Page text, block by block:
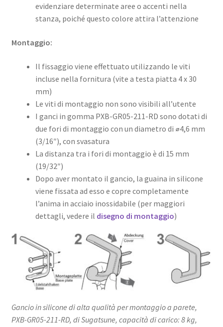
evidenziare determinate aree o accenti nella
stanza, poiché questo colore attira l’attenzione
Montaggio:
Il fissaggio viene effettuato utilizzando le viti
incluse nella fornitura (vite a testa piatta 4 x 30
mm)
Le viti di montaggio non sono visibili all’utente
I ganci in gomma PXB-GR05-211-RD sono dotati di
due fori di montaggio con un diametro di ⌀4,6 mm
(3/16″), con svasatura
La distanza tra i fori di montaggio è di 15 mm
(19/32″)
Dopo aver montato il gancio, la guaina in silicone
viene fissata ad esso e copre completamente
l’anima in acciaio inossidabile (per maggiori
dettagli, vedere il disegno di montaggio)
Gancio in silicone di alta qualità per montaggio a parete,
PXB-GR05-211-RD, di Sugatsune, capacità di carico: 8 kg,